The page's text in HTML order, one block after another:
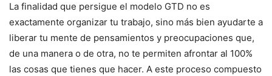
La finalidad que persigue el modelo GTD no es
exactamente organizar tu trabajo, sino más bien ayudarte a
liberar tu mente de pensamientos y preocupaciones que,
de una manera o de otra, no te permiten afrontar al 100%
las cosas que tienes que hacer. A este proceso compuesto